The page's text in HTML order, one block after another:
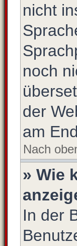
nicht
noch
der
am
Nach
» Wie
In der